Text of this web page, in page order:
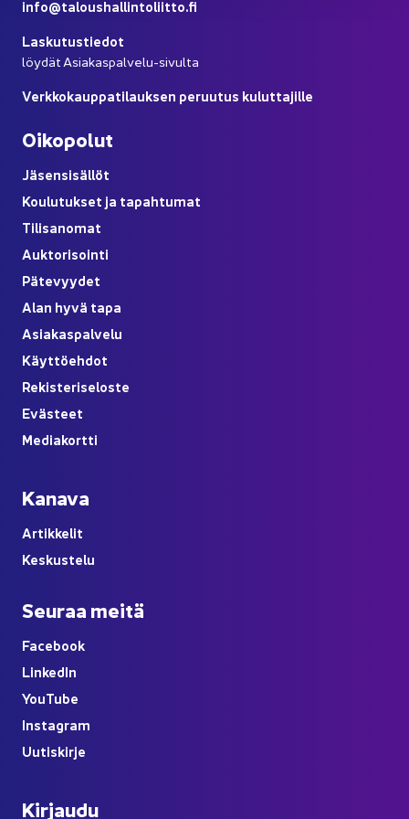
info@ta­lous­hal­lin­to­liit­to.fi
Las­ku­tus­tie­dot
löy­dät Asiakaspalvelu-​sivulta
Verk­ko­kaup­pa­ti­lauk­sen pe­ruu­tus ku­lut­ta­jil­le
Oi­ko­po­lut
Jä­sen­si­säl­löt
Kou­lu­tuk­set ja ta­pah­tu­mat
Ti­li­sa­no­mat
Auk­to­ri­soin­ti
Pä­te­vyy­det
Alan hyvä tapa
Asia­kas­pal­ve­lu
Käyt­tö­eh­dot
Re­kis­te­ri­se­los­te
Eväs­teet
Me­dia­kort­ti
Ka­na­va
Ar­tik­ke­lit
Kes­kus­te­lu
Seu­raa meitä
Face­book
Lin­ke­dIn
YouTube
Ins­ta­gram
Uu­tis­kir­je
Kir­jau­du